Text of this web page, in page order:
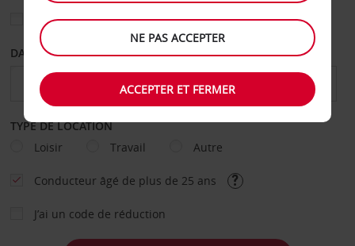
Sélectionnez une autre agence de retour
DATE DE DÉPART DATE DE RETOUR
TYPE DE LOCATION
Loisir
Travail Autre
Conducteur âgé de plus de 25 ans
J’ai un code de réduction
NE PAS ACCEPTER
ACCEPTER ET FERMER